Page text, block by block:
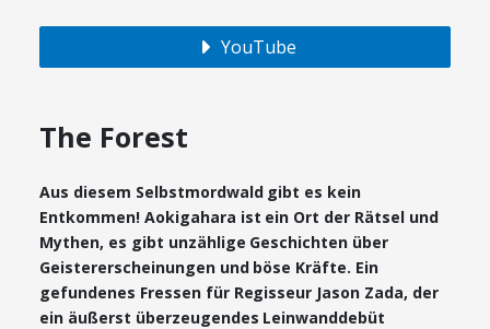
YouTube
The Forest
Aus diesem Selbstmordwald gibt es kein
Entkommen! Aokigahara ist ein Ort der Rätsel und
Mythen, es gibt unzählige Geschichten über
Geistererscheinungen und böse Kräfte. Ein
gefundenes Fressen für Regisseur Jason Zada, der
ein äußerst überzeugendes Leinwanddebüt